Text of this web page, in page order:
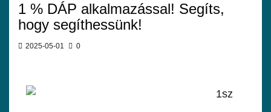
1 % DÁP alkalmazással! Segíts,
hogy segíthessünk!
2025-05-01 0